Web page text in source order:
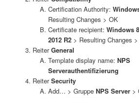
Certification Authority:
Resulting Changes > OK
Certificate recipient:Windows
2012 R2 > Resulting Changes
ReiterGeneral
Template display name:NPS
Serverauthentifizierung
ReiterSecurity
Add… > GruppeNPS Server >